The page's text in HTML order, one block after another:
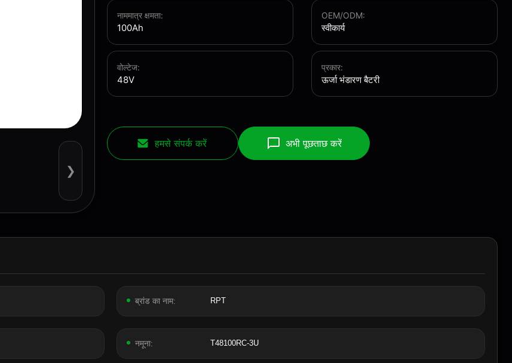
❯
नाममात्र क्षमता:
100Ah
OEM/ODM:
स्वीकार्य
वोल्टेज:
48V
प्रकार:
ऊर्जा भंडारण बैटरी
हमसे संपर्क करें अभी पूछताछ करें
ब्रांड का नाम: RPT
नमूना: T48100RC-3U